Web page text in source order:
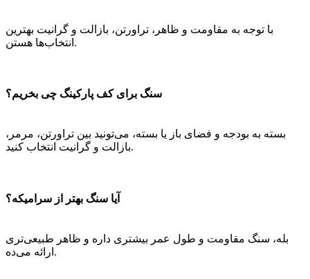
با توجه به مقاومت و ظاهر، تراورتن، بازالت و گرانیت بهترین
انتخاب‌ها هستن.
سنگ برای کف پارکینگ چی بخریم؟
بسته به بودجه و فضای باز یا بسته، می‌تونید بین تراورتن، مرمر،
بازالت و گرانیت انتخاب کنید.
آیا سنگ بهتر از سرامیکه؟
بله، سنگ مقاومت و طول عمر بیشتری داره و ظاهر طبیعی‌تری
ارائه می‌ده.